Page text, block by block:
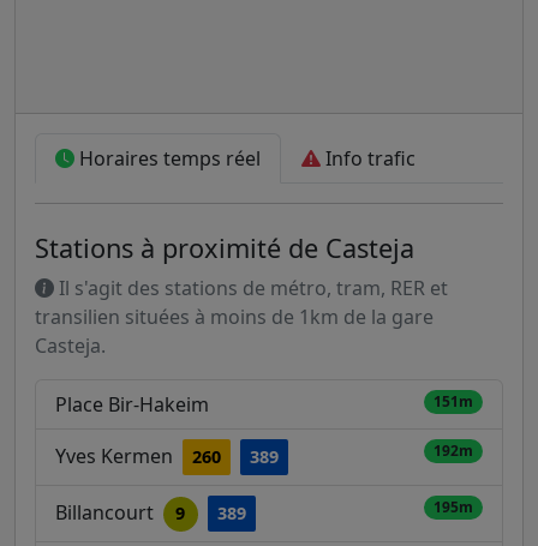
Horaires temps réel Info trafic
Stations à proximité de Casteja
Il s'agit des stations de métro, tram, RER et
transilien situées à moins de 1km de la gare
Casteja.
Place Bir-Hakeim 151m
Yves Kermen 260 389 192m
Billancourt 9 389 195m